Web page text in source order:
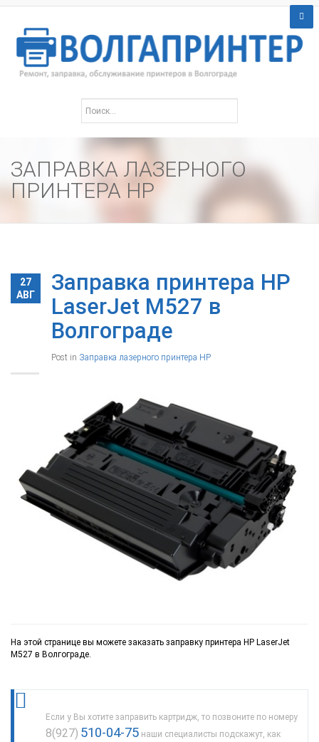
ЗАПРАВКА ЛАЗЕРНОГО
ПРИНТЕРА HP
27
АВГ
Заправка принтера HP
LaserJet M527 в
Волгограде
Post in Заправка лазерного принтера HP
На этой странице вы можете заказать заправку принтера HP LaserJet
M527 в Волгограде.
Если у Вы хотите заправить картридж, то позвоните по номеру
8(927) 510-04-75 наши специалисты подскажут, как